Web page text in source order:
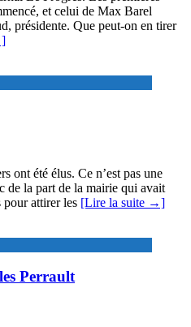
et celui de Max Barel
présidente. Que peut-on en tirer
ont été élus. Ce n’est pas une
de la part de la mairie qui avait
pour attirer les [Lire la suite →]
Perrault